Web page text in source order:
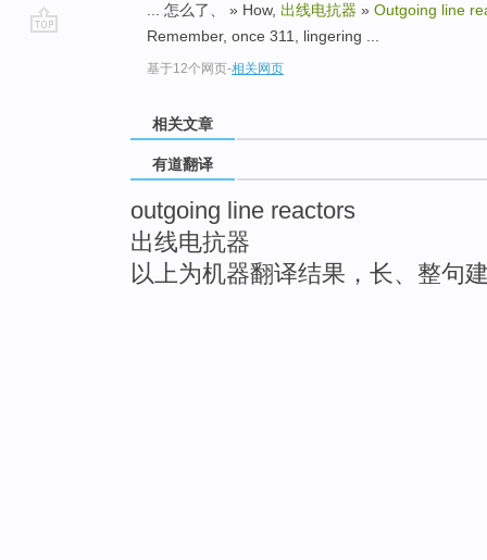
... 怎么了、 » How, 出线电抗器 » Outgoing line
Remember, once 311, lingering ...
基于12个网页-相关网页
相关文章
有道翻译
outgoing line reactors
出线电抗器
以上为机器翻译结果，长、整句